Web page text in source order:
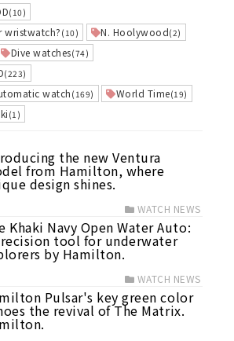
(10)
wristwatch?(10) N. Hoolywood(2)
Dive watches(74)
(223)
watch (169) World Time(19)
(1)
the new Ventura
from Hamilton, where
design shines.
WATCH NEWS
Khaki Navy Open Water Auto:
tool for underwater
by Hamilton.
WATCH NEWS
Pulsar's key green color
the revival of The Matrix.